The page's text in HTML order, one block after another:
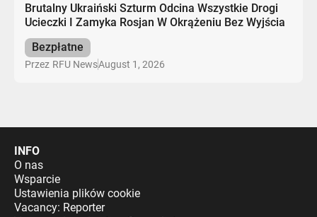
Brutalny Ukraiński Szturm Odcina Wszystkie Drogi
Ucieczki I Zamyka Rosjan W Okrążeniu Bez Wyjścia
Bezpłatne
Przez RFU NewsAugust 1, 2026
INFO
O nas
Wsparcie
Ustawienia plików cookie
Vacancy: Reporter